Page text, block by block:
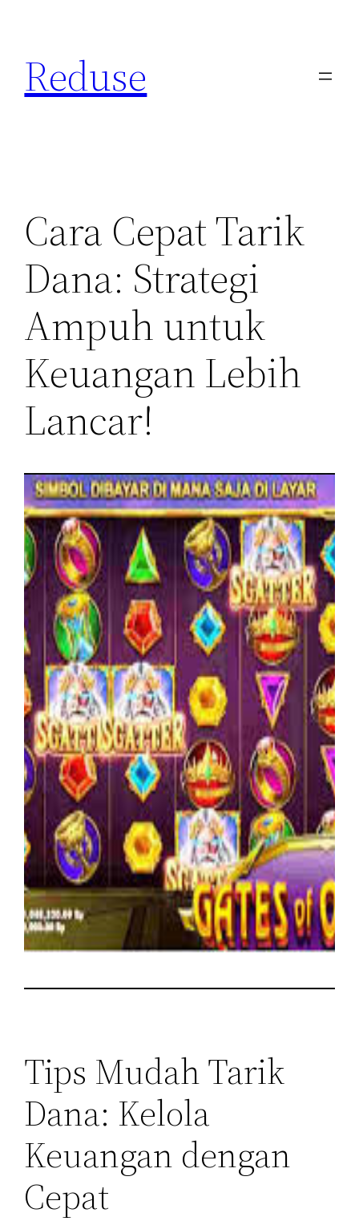
content
Reduse
Cara Cepat Tarik
Dana: Strategi
Ampuh untuk
Keuangan Lebih
Lancar!
Tips Mudah Tarik
Dana: Kelola
Keuangan dengan
Cepat